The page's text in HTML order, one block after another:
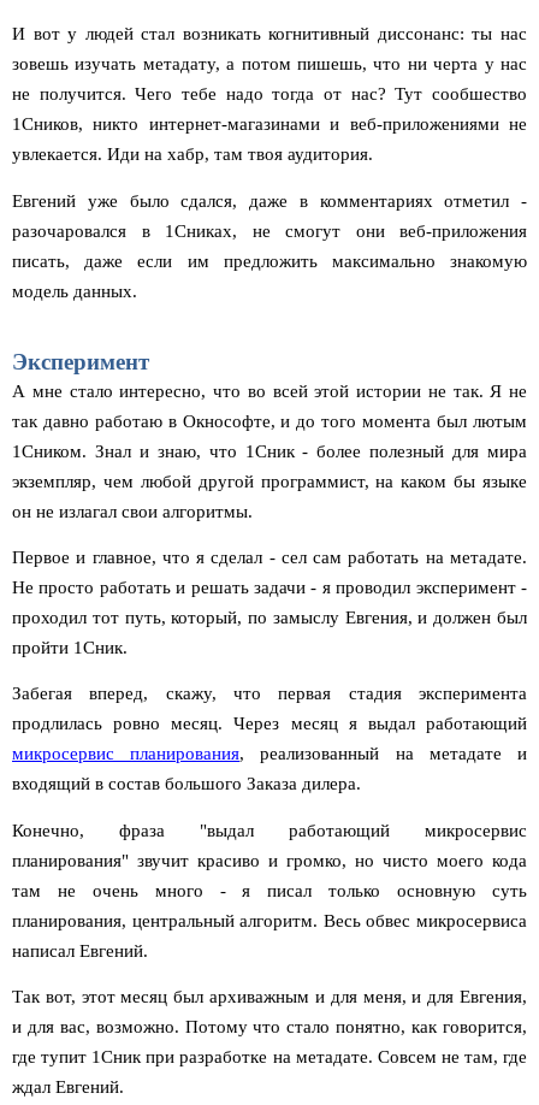
И вот у людей стал возникать когнитивный диссонанс: ты нас
зовешь изучать метадату, а потом пишешь, что ни черта у нас
не получится. Чего тебе надо тогда от нас? Тут сообшество
1Сников, никто интернет-магазинами и веб-приложениями не
увлекается. Иди на хабр, там твоя аудитория.
Евгений уже было сдался, даже в комментариях отметил -
разочаровался в 1Сниках, не смогут они веб-приложения
писать, даже если им предложить максимально знакомую
модель данных.
Эксперимент
А мне стало интересно, что во всей этой истории не так. Я не
так давно работаю в Окнософте, и до того момента был лютым
1Сником. Знал и знаю, что 1Сник - более полезный для мира
экземпляр, чем любой другой программист, на каком бы языке
он не излагал свои алгоритмы.
Первое и главное, что я сделал - сел сам работать на метадате.
Не просто работать и решать задачи - я проводил эксперимент -
проходил тот путь, который, по замыслу Евгения, и должен был
пройти 1Сник.
Забегая вперед, скажу, что первая стадия эксперимента
продлилась ровно месяц. Через месяц я выдал работающий
микросервис планирования, реализованный на метадате и
входящий в состав большого Заказа дилера.
Конечно, фраза "выдал работающий микросервис
планирования" звучит красиво и громко, но чисто моего кода
там не очень много - я писал только основную суть
планирования, центральный алгоритм. Весь обвес микросервиса
написал Евгений.
Так вот, этот месяц был архиважным и для меня, и для Евгения,
и для вас, возможно. Потому что стало понятно, как говорится,
где тупит 1Сник при разработке на метадате. Совсем не там, где
ждал Евгений.